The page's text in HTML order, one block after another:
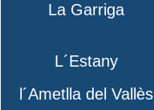
La Garriga
L´Estany
l´Ametlla del Vallès